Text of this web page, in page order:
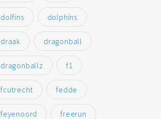
dolfins dolphins
draak dragonball
dragonballz f1
fcutrecht fedde
feyenoord freerun